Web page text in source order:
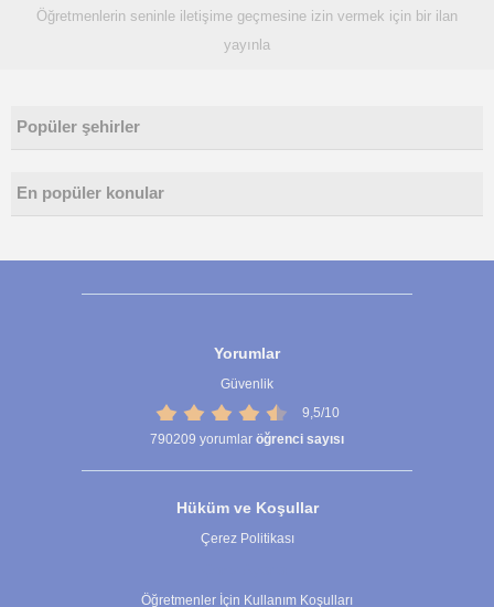
Öğretmenlerin seninle iletişime geçmesine izin vermek için bir ilan
yayınla
Popüler şehirler
En popüler konular
Yorumlar
Güvenlik
9,5/10
790209 yorumlar öğrenci sayısı
Hüküm ve Koşullar
Çerez Politikası
Öğretmenler İçin Kullanım Koşulları